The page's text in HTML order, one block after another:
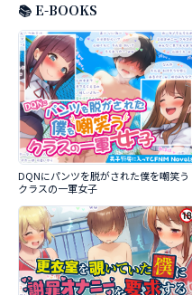
📚 E-BOOKS
DQNにパンツを脱がされた僕を嘲笑う
クラスの一軍女子